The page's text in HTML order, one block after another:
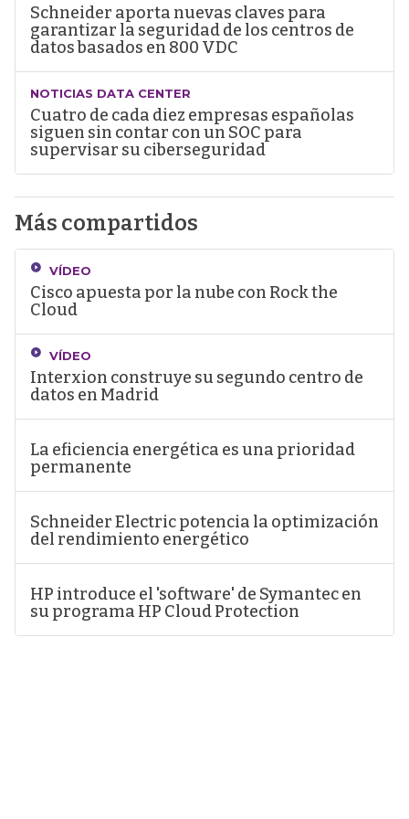
Schneider aporta nuevas claves para
garantizar la seguridad de los centros de
datos basados en 800 VDC
NOTICIAS DATA CENTER
Cuatro de cada diez empresas españolas
siguen sin contar con un SOC para
supervisar su ciberseguridad
Más compartidos
VÍDEO
Cisco apuesta por la nube con Rock the
Cloud
VÍDEO
Interxion construye su segundo centro de
datos en Madrid
La eficiencia energética es una prioridad
permanente
Schneider Electric potencia la optimización
del rendimiento energético
HP introduce el 'software' de Symantec en
su programa HP Cloud Protection